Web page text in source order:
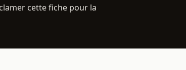
cette fiche pour la